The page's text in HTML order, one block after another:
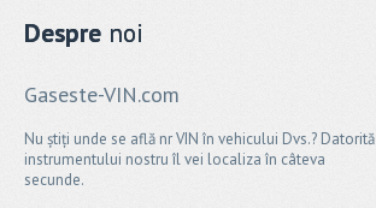
Despre noi
Gaseste-VIN.com
Nu știți unde se află nr VIN în vehicului Dvs.? Datorită
instrumentului nostru îl vei localiza în câteva
secunde.